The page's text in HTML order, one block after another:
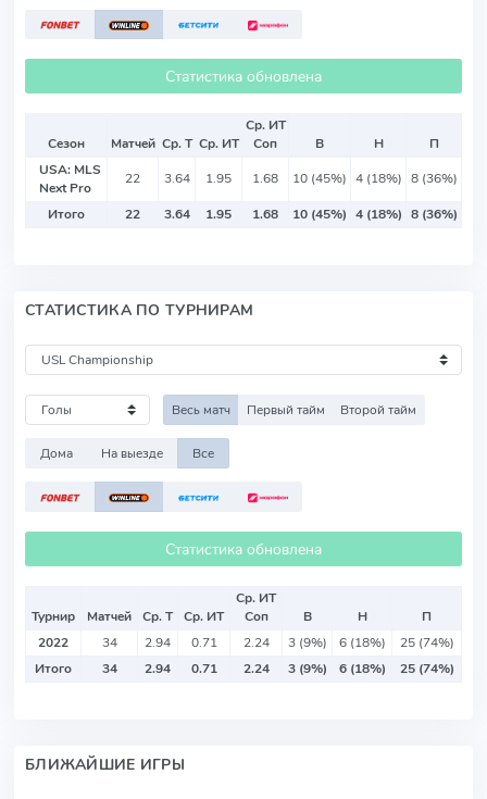
Статистика обновлена
Сезон Матчей Ср. Т Ср. ИТ
Ср. ИТ
Соп
В Н
П
USA: MLS
Next Pro
22 3.64 1.95 1.68 10 (45%) 4 (18%) 8 (36%)
Итого 22 3.64 1.95 1.68 10 (45%) 4 (18%) 8 (36%)
СТАТИСТИКА ПО ТУРНИРАМ
Весь матч Первый тайм Второй тайм
Дома На выезде Все
Статистика обновлена
Турнир Матчей Ср. Т Ср. ИТ
Ср. ИТ
Соп
В Н
П
2022
34 2.94 0.71 2.24 3 (9%) 6 (18%)
25 (74%)
Итого
34 2.94 0.71 2.24 3 (9%) 6 (18%) 25 (74%)
БЛИЖАЙШИЕ ИГРЫ